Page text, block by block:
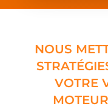
l
r
n
NOUS
VOTRE